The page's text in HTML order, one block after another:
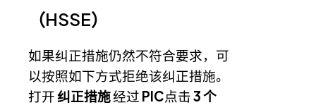
（HSSE）
如果纠正措施仍然不符合要求，可
以按照如下方式拒绝该纠正措施。
打开纠正措施经过 PIC点击3 个